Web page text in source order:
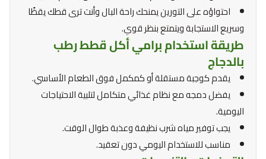
احتواؤه على التورين يمنحك راحة البال وأنت ترى قطك يقظًا
وسريع الاستجابة ويتمتع بنظر قوي.
طريقة استخدام برامي أكل قطط رطب
بالدجاج
يقدم كوجبة مستقلة أو كمكمل فوق الطعام الأساسي.
يفضل دمجه مع نظام غذائي متكامل لتلبية الاحتياجات
اليومية.
يجب توفير مياه شرب نظيفة وعذبة طوال الوقت.
مناسب للاستخدام اليومي دون تعقيد.